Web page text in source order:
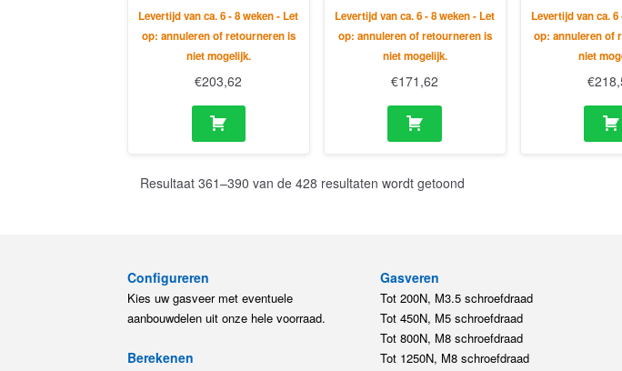
Levertijd van ca. 6 - 8 weken - Let
op: annuleren of retourneren is
niet mogelijk.
€203,62
Levertijd van ca. 6 - 8 weken - Let
op: annuleren of retourneren is
niet mogelijk.
€171,62
Levertijd van ca.
op: annuleren of
niet
€
Resultaat 361–390 van de 428 resultaten wordt getoond
Configureren
Kies uw gasveer met eventuele
aanbouwdelen uit onze hele voorraad.
Berekenen
Gasveren
Tot 200N, M3.5 schroefdraad
Tot 450N, M5 schroefdraad
Tot 800N, M8 schroefdraad
Tot 1250N, M8 schroefdraad